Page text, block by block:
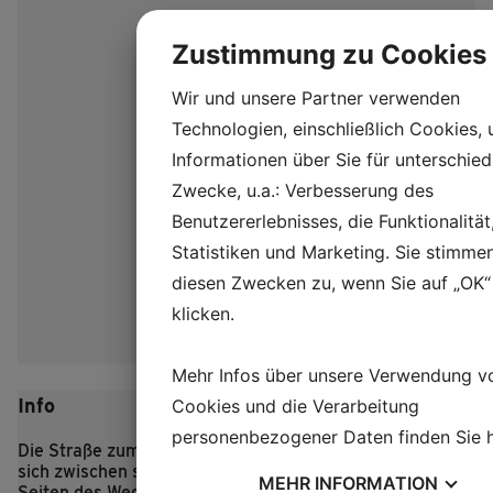
Info
Die Straße zum eisenzeitlichen Dorf Lethra schlängelt
sich zwischen sanften Hügeln hindurch, und zu beiden
Zustimmung zu Cookies
Wir und unsere Partner verwenden
Technologien, einschließlich Cookies,
Informationen über Sie für
Zwecke, u.a.: Verbesserung des
Benutzererlebnisses, die
Statistiken und Marketing. Sie
diesen Zwecken zu, wenn Sie auf „OK“
klicken.
Mehr Infos über unsere Verwendung
Cookies und die Verarbeitung
personenbezogener Daten finden Sie
MEHR INFORMATION